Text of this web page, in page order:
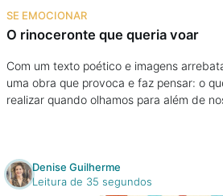
SE EMOCIONAR
O rinoceronte que queria voar
Com um texto poético e imagens
uma obra que provoca e faz pensar: o
realizar quando olhamos para além de
Denise Guilherme
Leitura de 35 segundos